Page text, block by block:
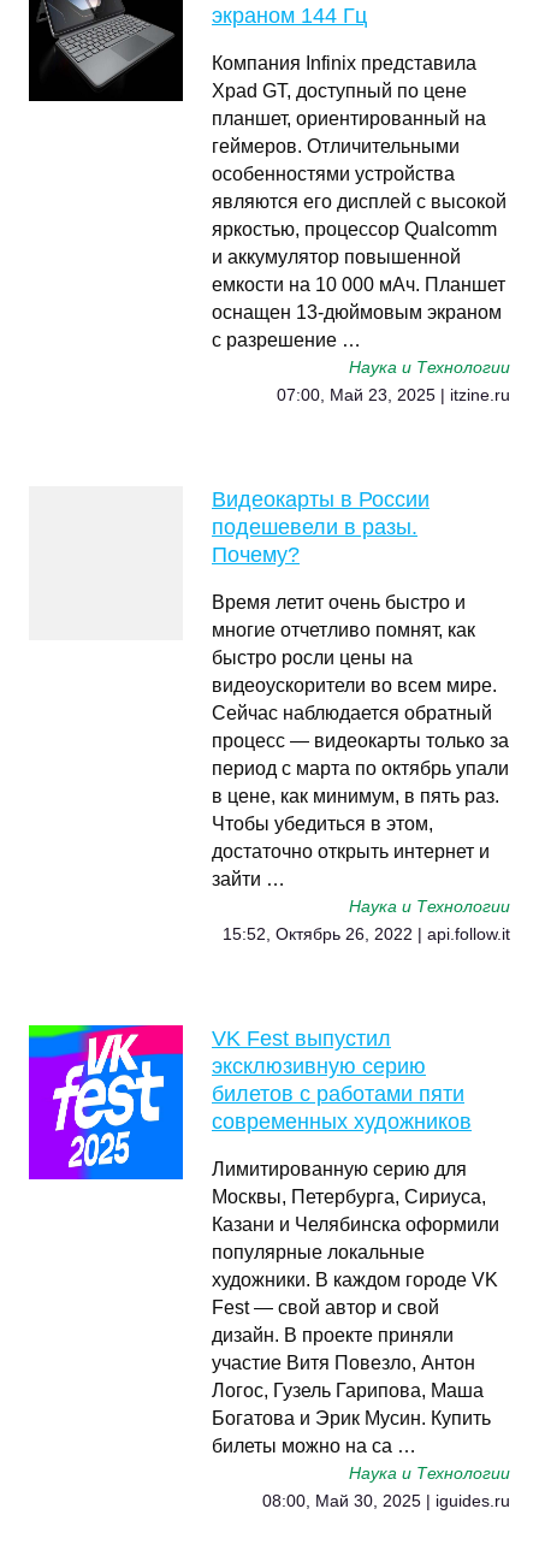
экраном 144 Гц
Компания Infinix представила
Xpad GT, доступный по цене
планшет, ориентированный на
геймеров. Отличительными
особенностями устройства
являются его дисплей с высокой
яркостью, процессор Qualcomm
и аккумулятор повышенной
емкости на 10 000 мАч. Планшет
оснащен 13-дюймовым экраном
с разрешение …
Наука и Технологии
07:00, Май 23, 2025 | itzine.ru
Видеокарты в России
подешевели в разы.
Почему?
Время летит очень быстро и
многие отчетливо помнят, как
быстро росли цены на
видеоускорители во всем мире.
Сейчас наблюдается обратный
процесс — видеокарты только за
период с марта по октябрь упали
в цене, как минимум, в пять раз.
Чтобы убедиться в этом,
достаточно открыть интернет и
зайти …
Наука и Технологии
15:52, Октябрь 26, 2022 | api.follow.it
VK Fest выпустил
эксклюзивную серию
билетов с работами пяти
современных художников
Лимитированную серию для
Москвы, Петербурга, Сириуса,
Казани и Челябинска оформили
популярные локальные
художники. В каждом городе VK
Fest — свой автор и свой
дизайн. В проекте приняли
участие Витя Повезло, Антон
Логос, Гузель Гарипова, Маша
Богатова и Эрик Мусин. Купить
билеты можно на са …
Наука и Технологии
08:00, Май 30, 2025 | iguides.ru